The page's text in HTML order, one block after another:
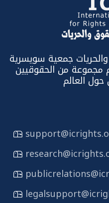
جمعية سويسرية
من الحقوقيين
العالم